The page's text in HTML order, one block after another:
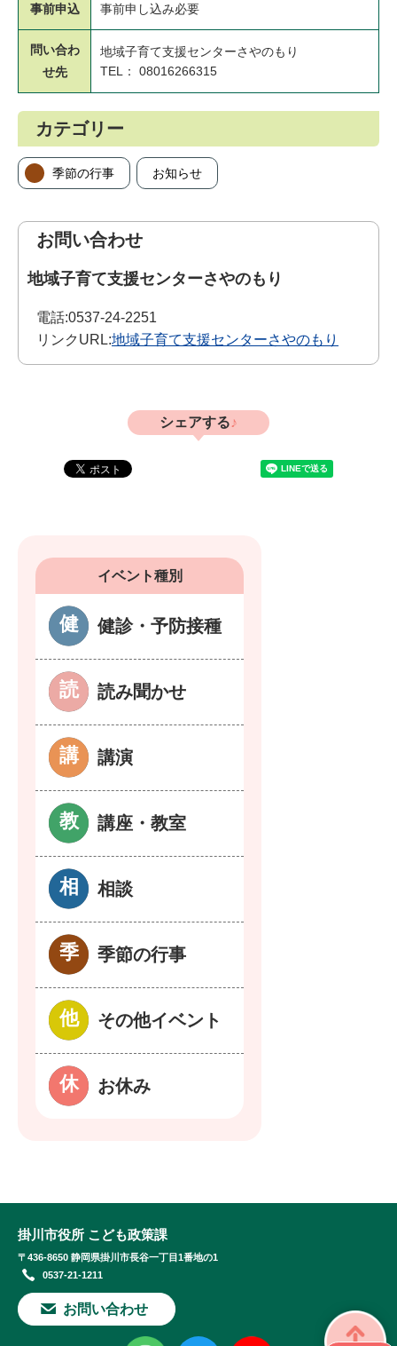
事前申込 事前申し込み必要
問い合わ
せ先
地域子育て支援センターさやのもり
TEL： 08016266315
カテゴリー
季節の行事 お知らせ
お問い合わせ
地域子育て支援センターさやのもり
電話:0537-24-2251
リンクURL:地域子育て支援センターさやのもり
シェアする
イベント種別
健診・予防接種
読み聞かせ
講演
講座・教室
相談
季節の行事
その他イベント
お休み
掛川市役所 こども政策課
〒436-8650 静岡県掛川市長谷一丁目1番地の1
0537-21-1211
お問い合わせ